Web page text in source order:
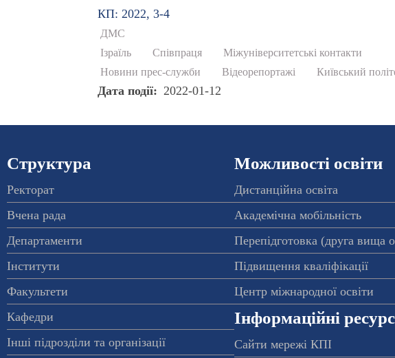
КП: 2022, 3-4
ДМС
Ізраїль
Співпраця
Міжуніверситетські контакти
Новини прес-служби
Відеорепортажі Київський
Дата події 2022-01-12
Структура
Ректорат
Вчена рада
Департаменти
Інститути
Факультети
Кафедри
Інші підрозділи та організації
Можливості освіти
Дистанційна освіта
Академічна мобільність
Перепідготовка (друга вища
Підвищення кваліфікації
Центр міжнародної освіти
Інформаційні
Сайти мережі КПІ